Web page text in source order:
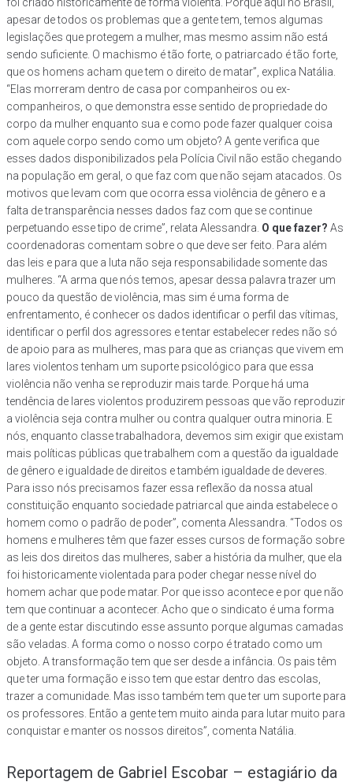
apesar de todos os problemas que a gente tem, temos algumas
legislações que protegem a mulher, mas mesmo assim não está
sendo suficiente. O machismo é tão forte, o patriarcado é tão forte,
que os homens acham que tem o direito de matar”, explica Natália.
“Elas morreram dentro de casa por companheiros ou ex-
companheiros, o que demonstra esse sentido de propriedade do
corpo da mulher enquanto sua e como pode fazer qualquer coisa
com aquele corpo sendo como um objeto? A gente verifica que
esses dados disponibilizados pela Polícia Civil não estão chegando
na população em geral, o que faz com que não sejam atacados. Os
motivos que levam com que ocorra essa violência de gênero e a
falta de transparência nesses dados faz com que se continue
perpetuando esse tipo de crime”, relata Alessandra. O que fazer? As
coordenadoras comentam sobre o que deve ser feito. Para além
das leis e para que a luta não seja responsabilidade somente das
mulheres. “A arma que nós temos, apesar dessa palavra trazer um
pouco da questão de violência, mas sim é uma forma de
enfrentamento, é conhecer os dados identificar o perfil das vítimas,
identificar o perfil dos agressores e tentar estabelecer redes não só
de apoio para as mulheres, mas para que as crianças que vivem em
lares violentos tenham um suporte psicológico para que essa
violência não venha se reproduzir mais tarde. Porque há uma
tendência de lares violentos produzirem pessoas que vão reproduzir
a violência seja contra mulher ou contra qualquer outra minoria. E
nós, enquanto classe trabalhadora, devemos sim exigir que existam
mais políticas públicas que trabalhem com a questão da igualdade
de gênero e igualdade de direitos e também igualdade de deveres.
Para isso nós precisamos fazer essa reflexão da nossa atual
constituição enquanto sociedade patriarcal que ainda estabelece o
homem como o padrão de poder”, comenta Alessandra. “Todos os
homens e mulheres têm que fazer esses cursos de formação sobre
as leis dos direitos das mulheres, saber a história da mulher, que ela
foi historicamente violentada para poder chegar nesse nível do
homem achar que pode matar. Por que isso acontece e por que não
tem que continuar a acontecer. Acho que o sindicato é uma forma
de a gente estar discutindo esse assunto porque algumas camadas
são veladas. A forma como o nosso corpo é tratado como um
objeto. A transformação tem que ser desde a infância. Os pais têm
que ter uma formação e isso tem que estar dentro das escolas,
trazer a comunidade. Mas isso também tem que ter um suporte para
os professores. Então a gente tem muito ainda para lutar muito para
conquistar e manter os nossos direitos”, comenta Natália.
Reportagem de Gabriel Escobar – estagiário da